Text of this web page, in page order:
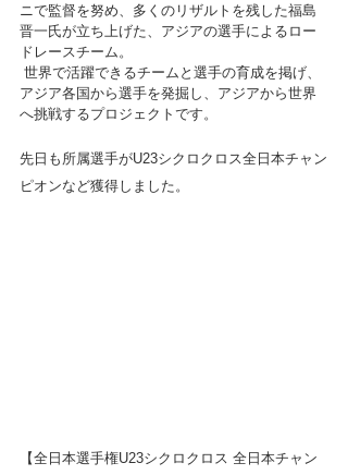
ニで監督を努め、多くのリザルトを残した福島
晋一氏が立ち上げた、アジアの選手によるロー
ドレースチーム。
アジア各国から選手を発掘し、アジアから世界
へ挑戦するプロジェクトです。
先日も所属選手がU23シクロクロス全日本チャン
ピオンなど獲得しました。
【全日本選手権U23シクロクロス 全日本チャン